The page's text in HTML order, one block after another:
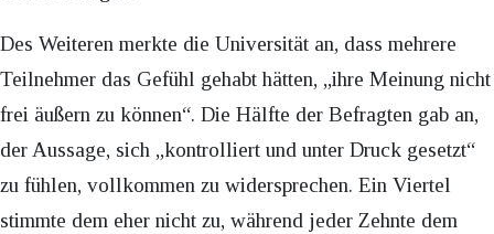
Des Weiteren merkte die Universität an, dass mehrere
Teilnehmer das Gefühl gehabt hätten, „ihre Meinung nicht
frei äußern zu können“. Die Hälfte der Befragten gab an,
der Aussage, sich „kontrolliert und unter Druck gesetzt“
zu fühlen, vollkommen zu widersprechen. Ein Viertel
stimmte dem eher nicht zu, während jeder Zehnte dem